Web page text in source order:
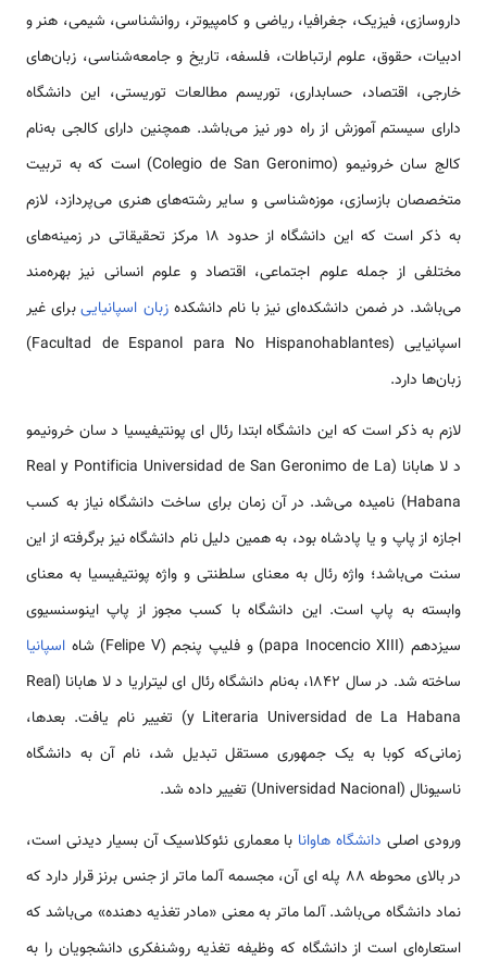
داروسازی، فیزیک، جغرافیا، ریاضی و کامپیوتر، روانشناسی، شیمی، هنر و
ادبیات، حقوق، علوم ارتباطات، فلسفه، تاریخ و جامعه‌شناسی، زبان‌های
خارجی، اقتصاد، حسابداری، توریسم مطالعات توریستی، این دانشگاه
دارای سیستم آموزش از راه دور نیز می‌باشد. همچنین دارای کالجی به‌نام
کالج سان خرونیمو (Colegio de San Geronimo) است که به تربیت
متخصصان بازسازی، موزه‌شناسی و سایر رشته‌های هنری می‌پردازد، لازم
به ذکر است که این دانشگاه از حدود ۱۸ مرکز تحقیقاتی در زمینه‌های
مختلفی از جمله علوم اجتماعی، اقتصاد و علوم انسانی نیز بهره‌مند
می‌باشد. در ضمن دانشکده‌ای نیز با نام دانشکدهزبان اسپانیاییبرای غیر
اسپانیایی (Facultad de Espanol para No Hispanohablantes)
زبان‌ها دارد.
لازم به ذکر است که این دانشگاه ابتدا رئال ای پونتیفیسیا د سان خرونیمو
د لا هابانا (Real y Pontificia Universidad de San Geronimo de La
Habana) نامیده می‌شد. در آن زمان برای ساخت دانشگاه نیاز به کسب
اجازه از پاپ و یا پادشاه بود، به همین دلیل نام دانشگاه نیز برگرفته از این
سنت می‌باشد؛ واژه رئال به معنای سلطنتی و واژه پونتیفیسیا به معنای
وابسته به پاپ است. این دانشگاه با کسب مجوز از پاپ اینوسنسیوی
سیزدهم (papa Inocencio XIII) و فلیپ پنجم (Felipe V) شاه
اسپانیا
ساخته شد. در سال ۱۸۴۲، به‌نام دانشگاه رئال ای لیتراریا د لا هابانا (Real
y Literaria Universidad de La Habana) تغییر نام یافت. بعدها،
زمانی‌که کوبا به یک جمهوری مستقل تبدیل شد، نام آن به دانشگاه
ناسیونال (Universidad Nacional) تغییر داده شد.
ورودی اصلی دانشگاه هاوانا با معماری نئوکلاسیک آن بسیار دیدنی است،
در بالای محوطه ۸۸ پله ای آن، مجسمه آلما ماتر از جنس برنز قرار دارد که
نماد دانشگاه می‌باشد. آلما ماتر به معنی «مادر تغذیه دهنده» می‌باشد که
استعاره‌ای است از دانشگاه که وظیفه تغذیه روشنفکری دانشجویان را به